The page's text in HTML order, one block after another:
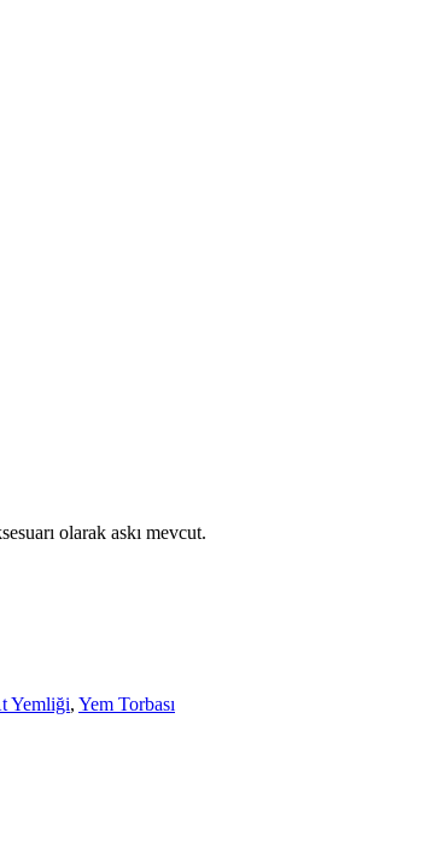
olarak askı mevcut.
Yemliği, Yem Torbası